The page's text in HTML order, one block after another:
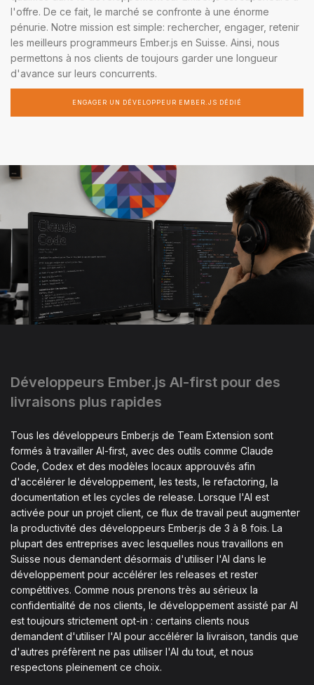
l'offre. De ce fait, le marché se confronte à une énorme
pénurie. Notre mission est simple: rechercher, engager, retenir
les meilleurs programmeurs Ember.js en Suisse. Ainsi, nous
permettons à nos clients de toujours garder une longueur
d'avance sur leurs concurrents.
ENGAGER UN DÉVELOPPEUR EMBER.JS DÉDIÉ
Développeurs Ember.js AI-first pour des
livraisons plus rapides
Tous les développeurs Ember.js de Team Extension sont
formés à travailler AI-first, avec des outils comme Claude
Code, Codex et des modèles locaux approuvés afin
d'accélérer le développement, les tests, le refactoring, la
documentation et les cycles de release. Lorsque l'AI est
activée pour un projet client, ce flux de travail peut augmenter
la productivité des développeurs Ember.js de 3 à 8 fois. La
plupart des entreprises avec lesquelles nous travaillons en
Suisse nous demandent désormais d'utiliser l'AI dans le
développement pour accélérer les releases et rester
compétitives. Comme nous prenons très au sérieux la
confidentialité de nos clients, le développement assisté par AI
est toujours strictement opt-in : certains clients nous
demandent d'utiliser l'AI pour accélérer la livraison, tandis que
d'autres préfèrent ne pas utiliser l'AI du tout, et nous
respectons pleinement ce choix.